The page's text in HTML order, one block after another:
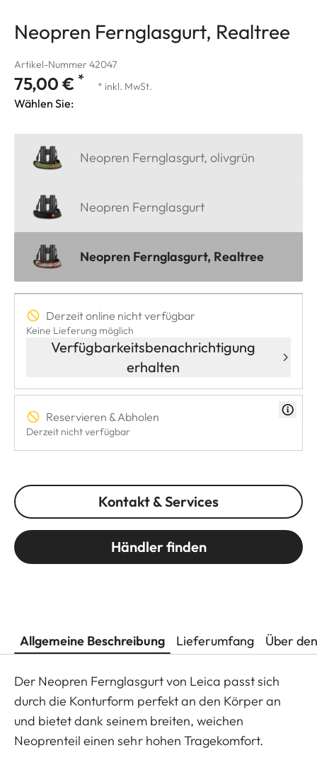
Neopren Fernglasgurt, Realtree
Artikel-Nummer 42047
75,00 € * * inkl. MwSt.
Wählen Sie:
Neopren Fernglasgurt, olivgrün
Neopren Fernglasgurt
Neopren Fernglasgurt, Realtree
Derzeit online nicht verfügbar
Keine Lieferung möglich
Verfügbarkeitsbenachrichtigung
erhalten
Reservieren & Abholen
Derzeit nicht verfügbar
Kontakt & Services
Händler finden
Allgemeine Beschreibung Lieferumfang Über
Der Neopren Fernglasgurt von Leica passt sich
durch die Konturform perfekt an den Körper an
und bietet dank seinem breiten, weichen
Neoprenteil einen sehr hohen Tragekomfort.